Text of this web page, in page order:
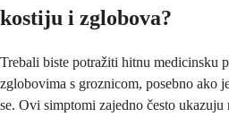
kostiju i zglobova?
Trebali biste potražiti hitnu medicinsku
zglobovima s groznicom, posebno ako
se. Ovi simptomi zajedno često